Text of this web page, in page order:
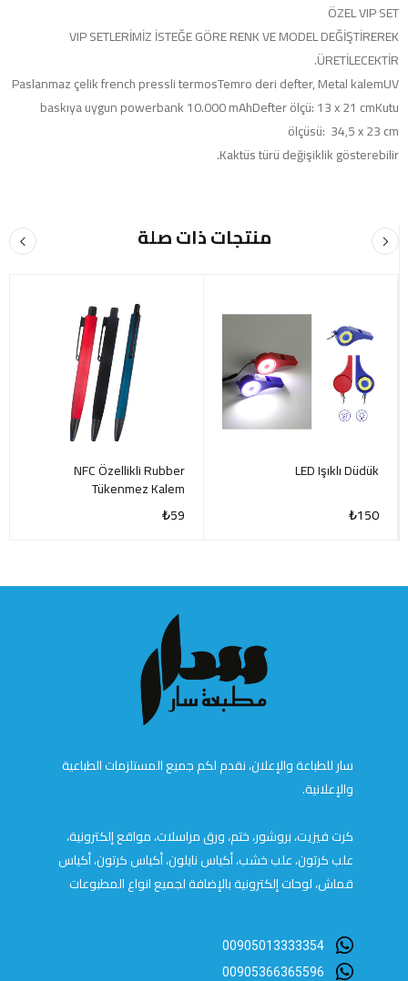
ÖZEL VIP SET
VIP SETLERİMİZ İSTEĞE GÖRE RENK VE MODEL DEĞİŞTİREREK
ÜRETİLECEKTİR.
Paslanmaz çelik french pressli termosTemro deri defter, Metal kalemUV
baskıya uygun powerbank 10.000 mAhDefter ölçü: 13 x 21 cmKutu
ölçüsü: 34,5 x 23 cm
Kaktüs türü değişiklik gösterebilir.
منتجات ذات صلة
LED Işıklı Düdük
₺150
NFC Özellikli Rubber
Tükenmez Kalem
₺59
سار للطباعة والإعلان، نقدم لكم جميع المستلزمات الطباعية
والإعلانية.
كرت فيزيت، بروشور، ختم، ورق مراسلات، مواقع إلكترونية،
علب كرتون، علب خشب، أكياس نايلون، أكياس كرتون، أكياس
قماش، لوحات إلكترونية بالإضافة لجميع انواع المطبوعات
00905013333354
00905366365596